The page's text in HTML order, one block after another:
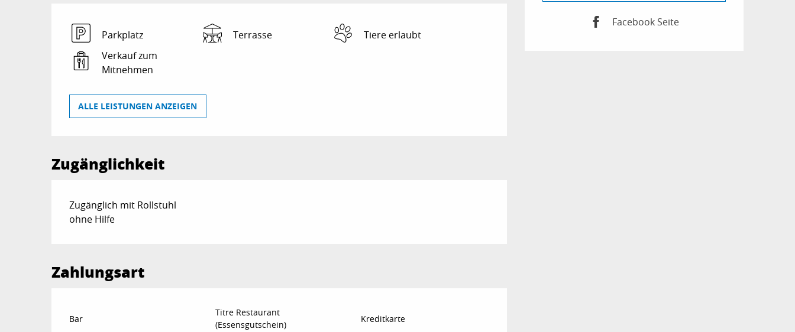
Facebook Seite
Parkplatz Terrasse
Tiere erlaubt
Verkauf zum
Mitnehmen
ALLE LEISTUNGEN ANZEIGEN
Zugänglichkeit
Zugänglich mit Rollstuhl
ohne Hilfe
Zahlungsart
Bar
Titre Restaurant
(Essensgutschein)
Kreditkarte